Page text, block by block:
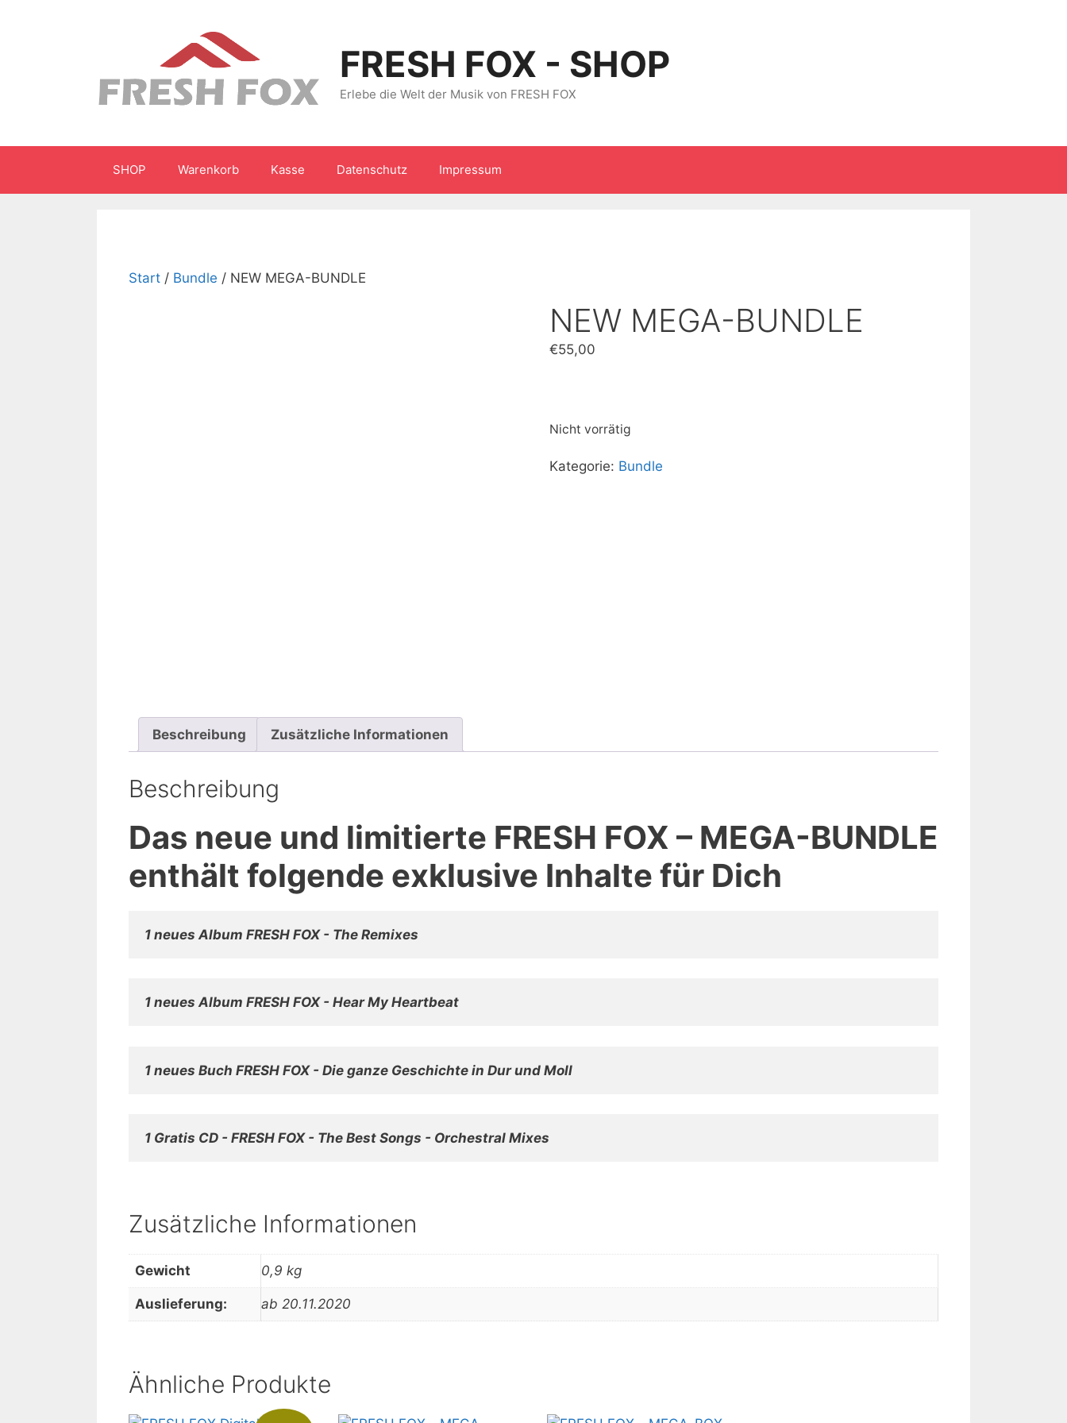
FRESH FOX - SHOP
Erlebe die Welt der Musik von FRESH FOX
SHOP Warenkorb Kasse Datenschutz Impressum
Start / Bundle / NEW MEGA-BUNDLE
NEW MEGA-BUNDLE
€55,00
Nicht vorrätig
Kategorie: Bundle
Beschreibung Zusätzliche Informationen
Beschreibung
Das neue und limitierte FRESH FOX – MEGA-BUNDLE
enthält folgende exklusive Inhalte für Dich
1 neues Album FRESH FOX - The Remixes
1 neues Album FRESH FOX - Hear My Heartbeat
1 neues Buch FRESH FOX - Die ganze Geschichte in Dur und Moll
1 Gratis CD - FRESH FOX - The Best Songs - Orchestral Mixes
Zusätzliche Informationen
Gewicht 0,9 kg
Auslieferung: ab 20.11.2020
Ähnliche Produkte